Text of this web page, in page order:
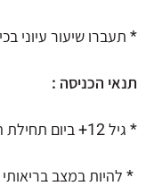
* תעברו שיעור עיוני
תנאי הכניסה :
* גיל 12+ ביום תחילת הקורס .
* להיות במצב